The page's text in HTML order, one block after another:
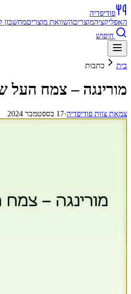
פודיפדיה
האפליקציהמוצריםהשוואת מוצריםמחשבון
חיפוש
בית כתבות
מורינגה – צמח העל
צמאת צוות פודיפדיה·17 בספטמבר 2024